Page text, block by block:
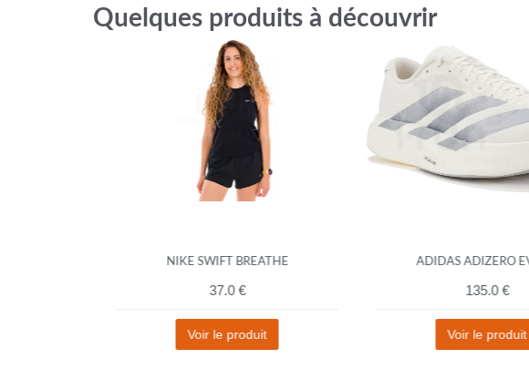
Quelques produits à découvrir
NIKE SWIFT BREATHE
37.0 €
Voir le produit
ADIDAS ADIZERO
135.0 €
Voir le produit